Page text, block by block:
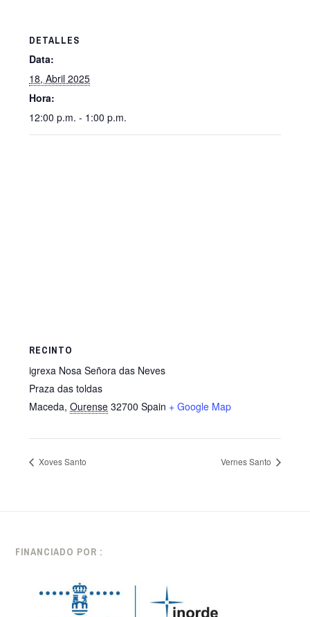
DETALLES
Data:
18, Abril 2025
Hora:
12:00 p.m. - 1:00 p.m.
RECINTO
igrexa Nosa Señora das Neves
Praza das toldas
Maceda, Ourense 32700 Spain + Google Map
Xoves Santo Vernes Santo
FINANCIADO POR :